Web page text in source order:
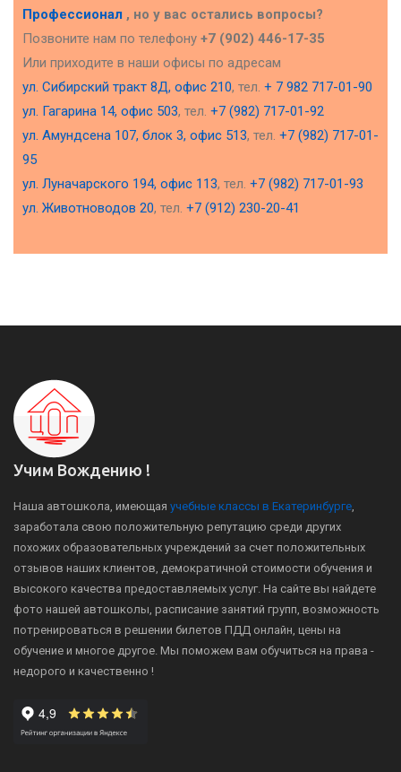
Профессионал , но у вас остались вопросы?
Позвоните нам по телефону +7 (902) 446-17-35
Или приходите в наши офисы по адресам
ул. Сибирский тракт 8Д, офис 210, тел. + 7 982 717-01-90
ул. Гагарина 14, офис 503, тел. +7 (982) 717-01-92
ул. Амундсена 107, блок 3, офис 513, тел. +7 (982) 717-01-
95
ул. Луначарского 194, офис 113, тел. +7 (982) 717-01-93
ул. Животноводов 20, тел. +7 (912) 230-20-41
Учим Вождению !
Наша автошкола, имеющая учебные классы в Екатеринбурге
заработала свою положительную репутацию среди других
похожих образовательных учреждений за счет положительных
отзывов наших клиентов, демократичной стоимости обучения и
высокого качества предоставляемых услуг. На сайте вы найдете
фото нашей автошколы, расписание занятий групп, возможность
потренироваться в решении билетов ПДД онлайн, цены на
обучение и многое другое. Мы поможем вам обучиться на права -
недорого и качественно !